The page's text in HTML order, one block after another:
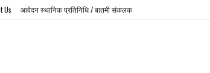
Us आवेदन स्थानिक प्रतिनिधि / बातमी संकलक